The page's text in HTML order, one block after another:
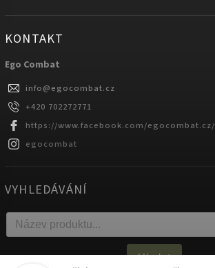
KONTAKT
Ego Combat
info@egocombat.cz
+420 702272771
https://www.facebook.com/egocombat.cz/
egocombat
VYHLEDÁVÁNÍ
Hledat